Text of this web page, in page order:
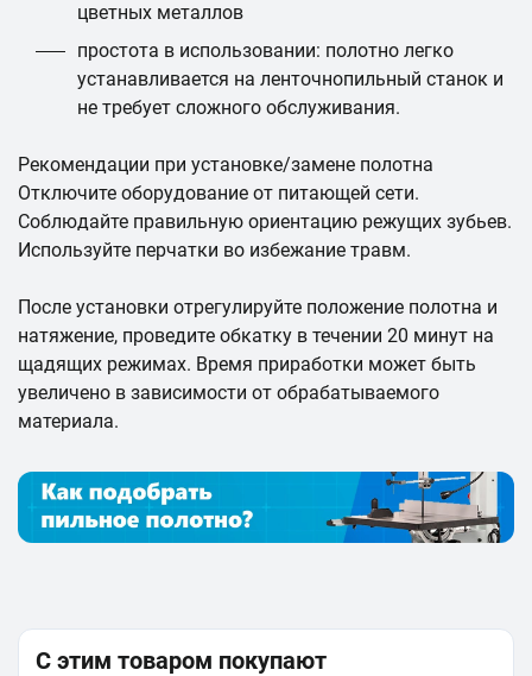
цветных металлов
простота в использовании: полотно легко
устанавливается на ленточнопильный станок и
не требует сложного обслуживания.
Рекомендации при установке/замене полотна
Отключите оборудование от питающей сети.
Соблюдайте правильную ориентацию режущих зубьев.
Используйте перчатки во избежание травм.
После установки отрегулируйте положение полотна и
натяжение, проведите обкатку в течении 20 минут на
щадящих режимах. Время приработки может быть
увеличено в зависимости от обрабатываемого
материала.
С этим товаром покупают